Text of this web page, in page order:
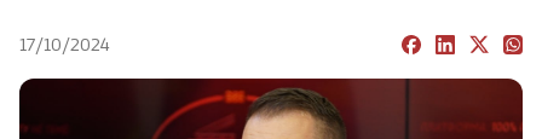
Национални стратегии
Влада
17/10/2024